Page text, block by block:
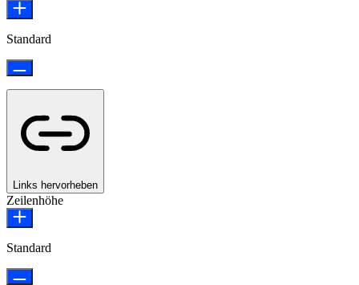
Standard
Links hervorheben
Zeilenhöhe
Standard